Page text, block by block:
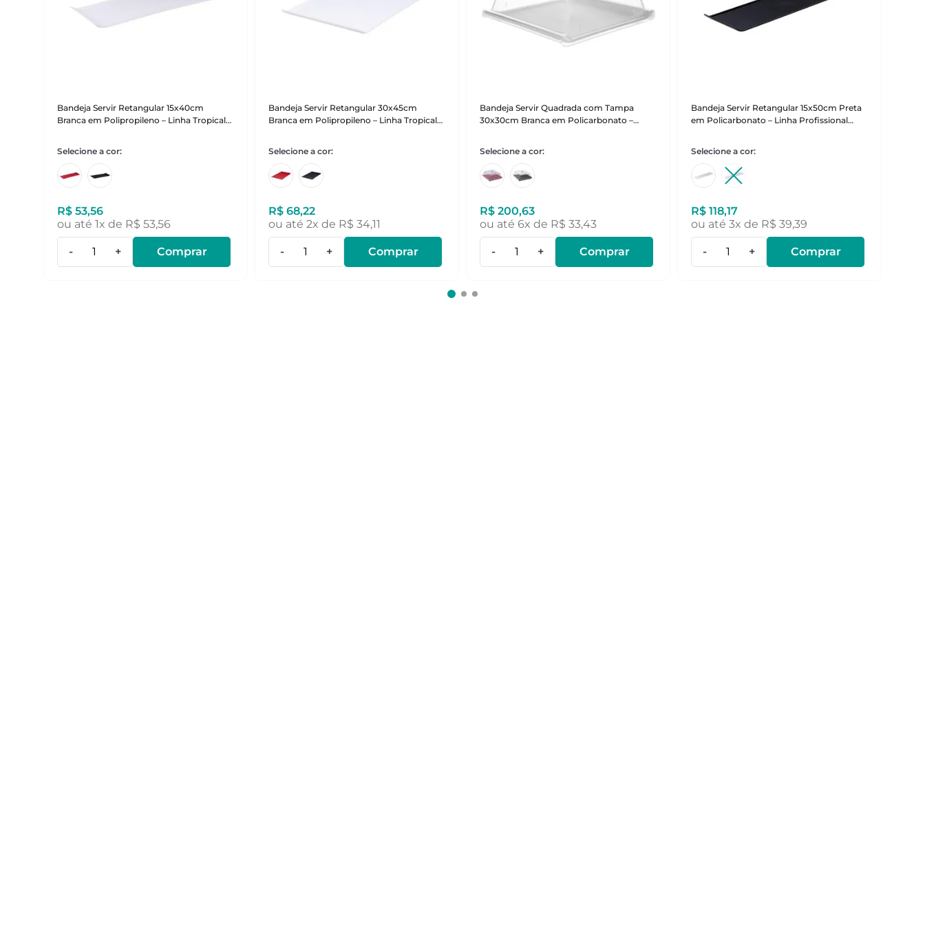
Bandeja Servir Retangular 15x40cm
Branca em Polipropileno – Linha Tropical
R$ 53,56
ou até1x de R$ 53,56
- + Comprar
Bandeja Servir Retangular 30x45cm
Branca em Polipropileno – Linha Tropical
R$ 68,22
ou até2x de R$ 34,11
- + Comprar
Bandeja Servir Quadrada com Tampa
30x30cm Branca em Policarbonato –
R$ 200,63
ou até 6x de R$ 33,43
- + Comprar
Bandeja Servir Retangular 15x50cm Preta
em Policarbonato – Linha Profissional
R$ 118,17
ou até3x de R$ 39,39
- + Comprar